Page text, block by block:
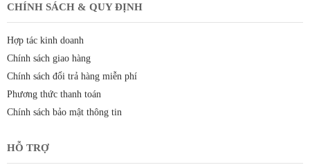
CHÍNH SÁCH & QUY ĐỊNH
Hợp tác kinh doanh
Chính sách giao hàng
Chính sách đổi trả hàng miễn phí
Phương thức thanh toán
Chính sách bảo mật thông tin
HỖ TRỢ